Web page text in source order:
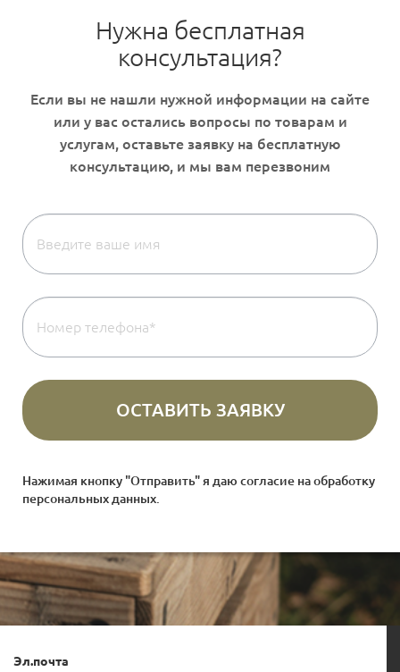
Нужна бесплатная
консультация?
Нажимая кнопку "Отправить" я даю согласие наобработку
персональных данных
Эл.почта